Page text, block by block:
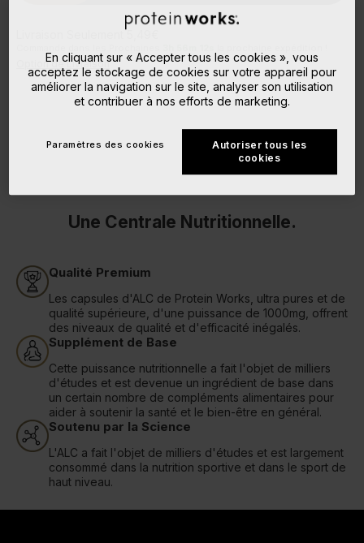
Livraison Seulement 5,49€
Option de Livraison
Une Centrale Nutritionnelle.
Qualité Premium
Les capsules d'ALC de Protein Works, ultra pures et de
qualité supérieure, d'une puissance de 1000mg, offrent
des niveaux de qualité et d'efficacité inégalés.
Supplément de Base
Cette puissance nutritionnelle a fait l'objet de milliers
d'études et est devenue un ingrédient de base dans
un certain nombre de compléments alimentaires pour
aider à soutenir la santé et le bien-être en général.
Soutenu par la Science
L'ALC a fait l'objet de milliers d'études et est largement
consommé dans la nutrition sportive et dans le sport de
haut niveau.
En cliquant sur « Accepter tous les cookies », vous
acceptez le stockage de cookies sur votre appareil pour
améliorer la navigation sur le site, analyser son utilisation
et contribuer à nos efforts de marketing.
Autoriser tous les
cookies
Paramètres des cookies